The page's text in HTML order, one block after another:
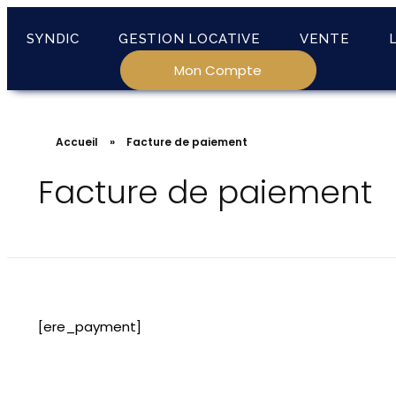
SYNDIC GESTION LOCATIVE VENTE
Mon Compte
Accueil » Facture de paiement
Facture de paiement
[ere_payment]